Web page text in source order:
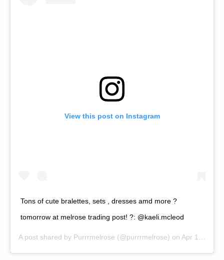
View this post on Instagram
Tons of cute bralettes, sets , dresses amd more ?
tomorrow at melrose trading post! ?: @kaeli.mcleod
A post shared by Purrrmelrose (@purrrmelrose) on Apr 14, 2018 at 9:02am PDT